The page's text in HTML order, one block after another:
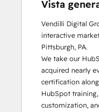
Vista
Vendilli Digital
interactive
Pittsburgh, PA.
We take our
acquired nearly
certification
HubSpot
customization,